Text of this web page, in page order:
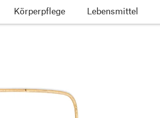
Körperpflege Lebensmittel